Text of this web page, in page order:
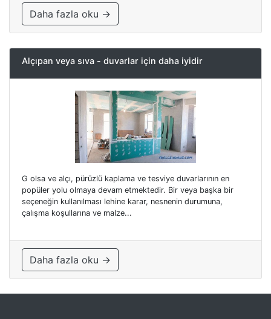
Daha fazla oku →
Alçıpan veya sıva - duvarlar için daha iyidir
G olsa ve alçı, pürüzlü kaplama ve tesviye duvarlarının en
popüler yolu olmaya devam etmektedir. Bir veya başka bir
seçeneğin kullanılması lehine karar, nesnenin durumuna,
çalışma koşullarına ve malze...
Daha fazla oku →